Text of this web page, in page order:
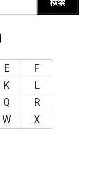
E
F
K
L
Q
R
W
X